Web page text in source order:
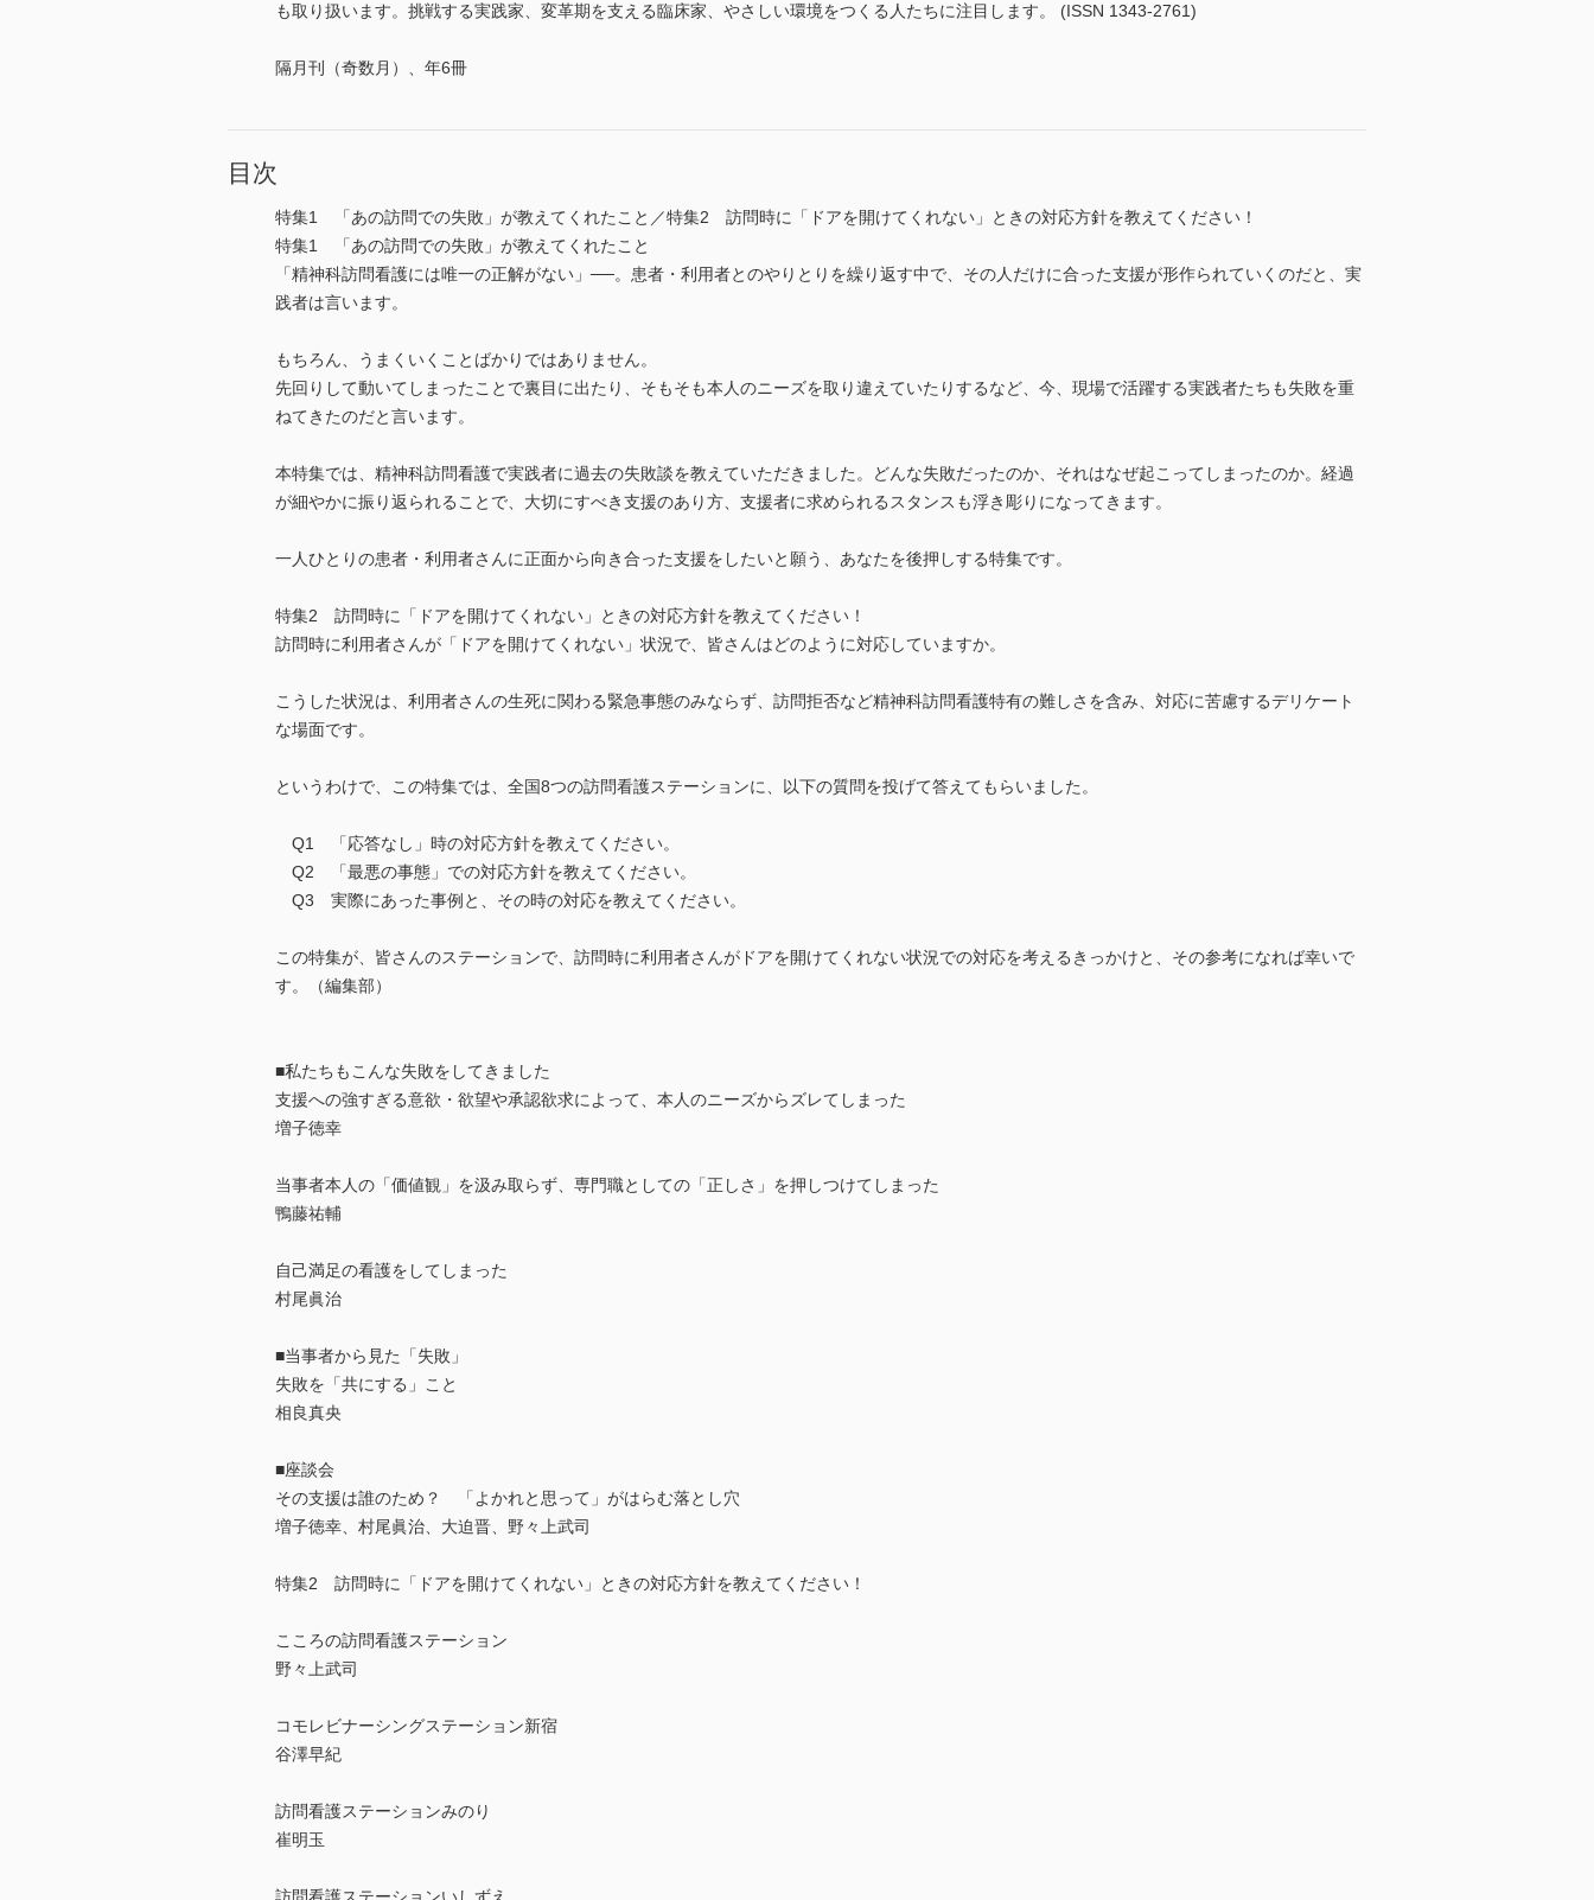
も取り扱います。挑戦する実践家、変革期を支える臨床家、やさしい環境をつくる人たちに注目します。 (ISSN 1343-2761)
隔月刊（奇数月）、年6冊
目次
特集1 「あの訪問での失敗」が教えてくれたこと／特集2 訪問時に「ドアを開けてくれない」ときの対応方針を教えてください！
特集1 「あの訪問での失敗」が教えてくれたこと
「精神科訪問看護には唯一の正解がない」──。患者・利用者とのやりとりを繰り返す中で、その人だけに合った支援が形作られていくのだと、実
践者は言います。
もちろん、うまくいくことばかりではありません。
先回りして動いてしまったことで裏目に出たり、そもそも本人のニーズを取り違えていたりするなど、今、現場で活躍する実践者たちも失敗を重
ねてきたのだと言います。
本特集では、精神科訪問看護で実践者に過去の失敗談を教えていただきました。どんな失敗だったのか、それはなぜ起こってしまったのか。経過
が細やかに振り返られることで、大切にすべき支援のあり方、支援者に求められるスタンスも浮き彫りになってきます。
一人ひとりの患者・利用者さんに正面から向き合った支援をしたいと願う、あなたを後押しする特集です。
特集2 訪問時に「ドアを開けてくれない」ときの対応方針を教えてください！
訪問時に利用者さんが「ドアを開けてくれない」状況で、皆さんはどのように対応していますか。
こうした状況は、利用者さんの生死に関わる緊急事態のみならず、訪問拒否など精神科訪問看護特有の難しさを含み、対応に苦慮するデリケート
な場面です。
というわけで、この特集では、全国8つの訪問看護ステーションに、以下の質問を投げて答えてもらいました。
Q1 「応答なし」時の対応方針を教えてください。
Q2 「最悪の事態」での対応方針を教えてください。
Q3 実際にあった事例と、その時の対応を教えてください。
この特集が、皆さんのステーションで、訪問時に利用者さんがドアを開けてくれない状況での対応を考えるきっかけと、その参考になれば幸いで
す。（編集部）
■私たちもこんな失敗をしてきました
支援への強すぎる意欲・欲望や承認欲求によって、本人のニーズからズレてしまった
増子徳幸
当事者本人の「価値観」を汲み取らず、専門職としての「正しさ」を押しつけてしまった
鴨藤祐輔
自己満足の看護をしてしまった
村尾眞治
■当事者から見た「失敗」
失敗を「共にする」こと
相良真央
■座談会
その支援は誰のため？ 「よかれと思って」がはらむ落とし穴
増子徳幸、村尾眞治、大迫晋、野々上武司
特集2 訪問時に「ドアを開けてくれない」ときの対応方針を教えてください！
こころの訪問看護ステーション
野々上武司
コモレビナーシングステーション新宿
谷澤早紀
訪問看護ステーションみのり
崔明玉